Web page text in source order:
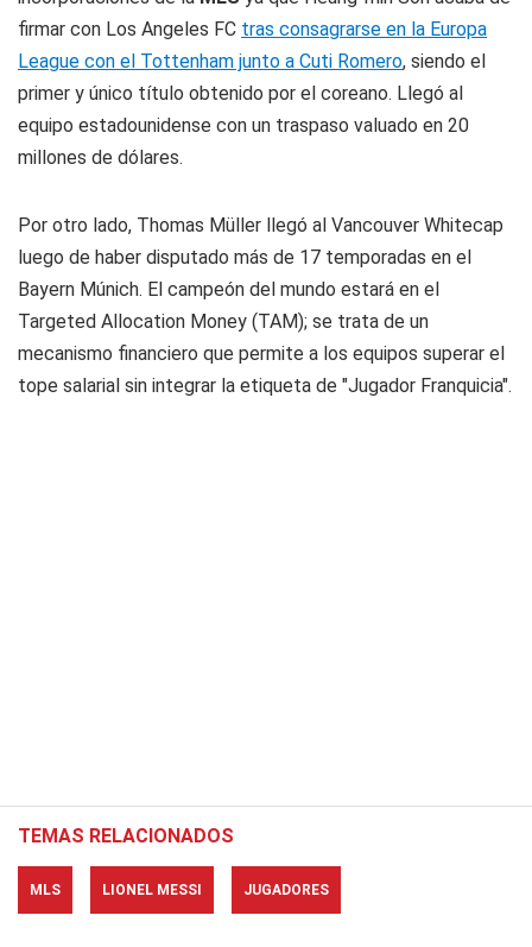
firmar con Los Angeles FC tras consagrarse en la Europa
League con el Tottenham junto a Cuti Romero, siendo el
primer y único título obtenido por el coreano. Llegó al
equipo estadounidense con un traspaso valuado en 20
millones de dólares.
Por otro lado, Thomas Müller llegó al Vancouver Whitecap
luego de haber disputado más de 17 temporadas en el
Bayern Múnich. El campeón del mundo estará en el
Targeted Allocation Money (TAM); se trata de un
mecanismo financiero que permite a los equipos superar el
tope salarial sin integrar la etiqueta de "Jugador Franquicia".
TEMAS RELACIONADOS
MLS LIONEL MESSI JUGADORES